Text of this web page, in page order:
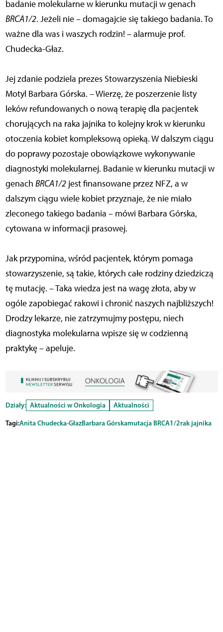
badanie molekularne w kierunku mutacji w genach
BRCA1/2. Jeżeli nie – domagajcie się takiego badania. To
ważne dla was i waszych rodzin! – alarmuje prof.
Chudecka-Głaz.
Jej zdanie podziela prezes Stowarzyszenia Niebieski
Motyl Barbara Górska. – Wierzę, że poszerzenie listy
leków refundowanych o nową terapię dla pacjentek
chorujących na raka jajnika to kolejny krok w kierunku
otoczenia kobiet kompleksową opieką. W dalszym ciągu
do poprawy pozostaje obowiązkowe wykonywanie
diagnostyki molekularnej. Badanie w kierunku mutacji w
genach BRCA1/2jest finansowane przez NFZ, a w
dalszym ciągu wiele kobiet przyznaje, że nie miało
zleconego takiego badania – mówi Barbara Górska,
cytowana w informacji prasowej.
Jak przypomina, wśród pacjentek, którym pomaga
stowarzyszenie, są takie, których całe rodziny dziedziczą
tę mutację. – Taka wiedza jest na wagę złota, aby w
ogóle zapobiegać rakowi i chronić naszych najbliższych!
Drodzy lekarze, nie zatrzymujmy postępu, niech
diagnostyka molekularna wpisze się w codzienną
praktykę – apeluje.
Działy: Aktualności w Onkologia
Aktualności
Tagi:Anita Chudecka-GłazBarbara Górskamutacja BRCA1/2rak jajnika